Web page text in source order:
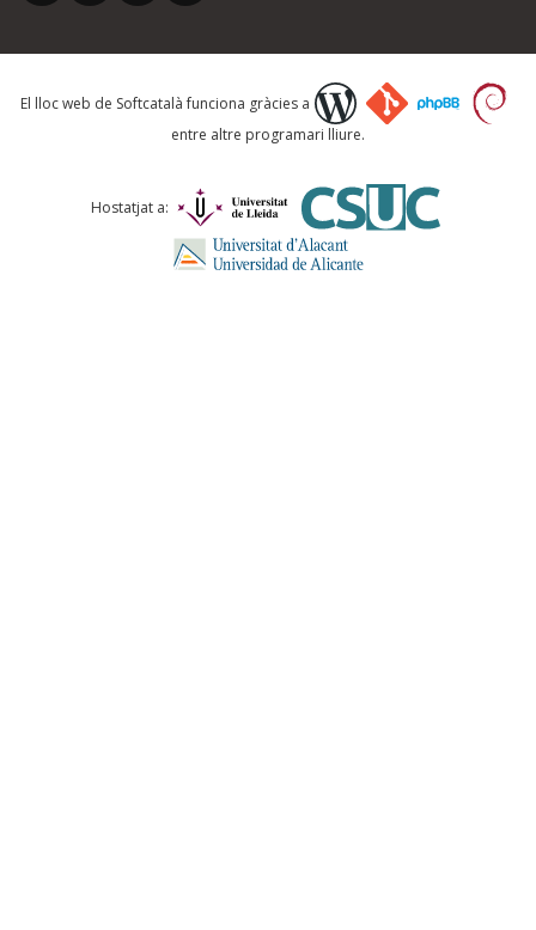
Què proposeu?
Comentari *
El lloc web de Softcatalà funciona gràcies a
entre altre programari lliure.
Hostatjat a: